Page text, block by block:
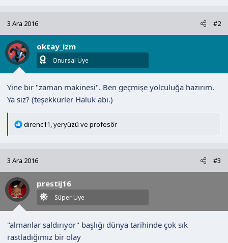
i
l
e
r
3 Ara 2016 #2
oktay_izm
Onursal Üye
Yine bir "zaman makinesi". Ben geçmişe yolculuğa hazırım.
Ya siz? (teşekkürler Haluk abi.)
T
i
l
e
r
direnc11,yeryüzü ve profesör
3 Ara 2016 #3
prestij16
Süper Üye
"almanlar saldırıyor" başlığı dünya tarihinde çok sık
rastladığımız bir olay